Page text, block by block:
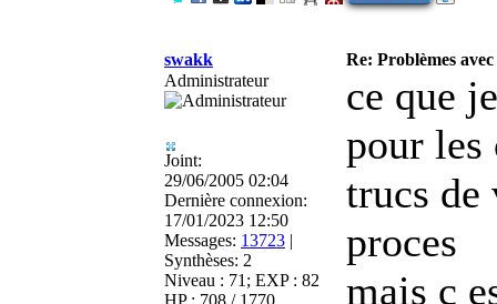
swakk
Re: Problèmes
Administrateur
Joint:
29/06/2005 02:04
Dernière connexion:
17/01/2023 12:50
Messages: 13723 |
Synthèses: 2
Niveau : 71; EXP : 82
HP : 708 / 1770
ce que
pour les
trucs de
proces
mais c